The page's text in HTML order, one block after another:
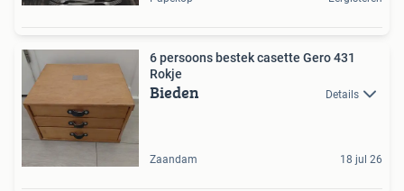
6 persoons bestek casette Gero 431
Rokje
Bieden Details
Zaandam 18 jul 26